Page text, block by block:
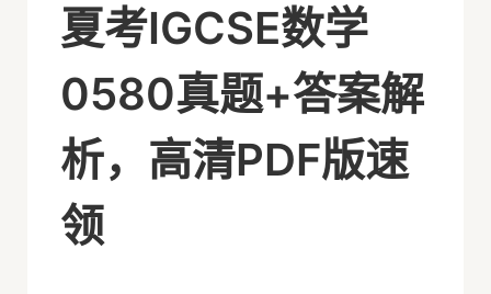
夏考IGCSE数学
0580真题+答案解
析，高清PDF版速
领